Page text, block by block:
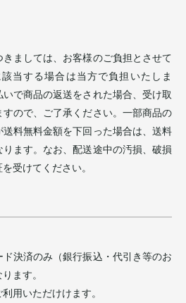
ましては、お客様のご負担とさせて
当する場合は当方で負担いたしま
で商品の返送をされた場合、受け取
すので、ご了承ください。一部商品の
料無料金額を下回った場合は、送料
ます。なお、配送途中の汚損、破損
受けてください。
決済のみ（銀行振込・代引き等のお
ます。
用いただけけます。